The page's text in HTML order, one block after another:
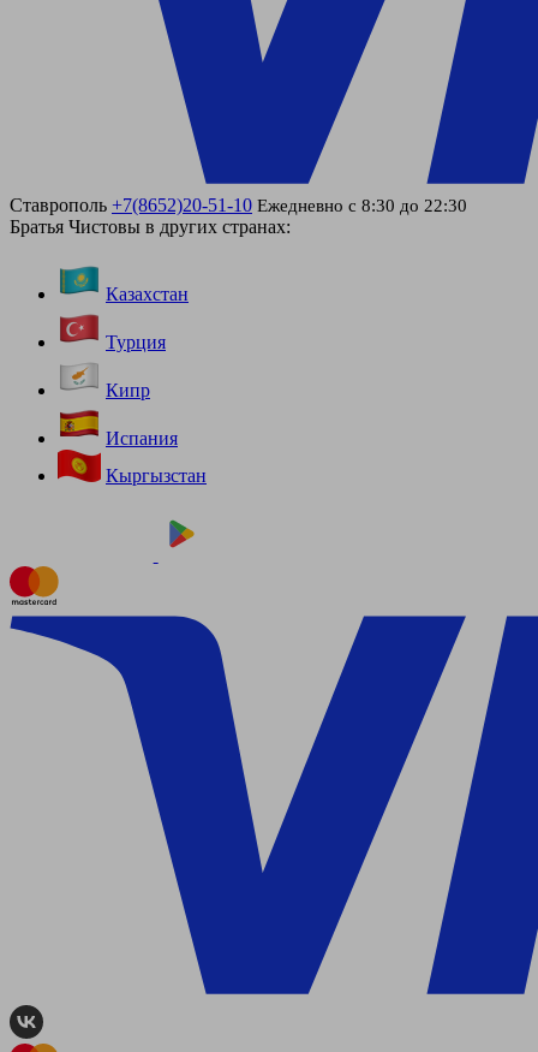
Ставрополь +7(8652)20-51-10 Ежедневно с 8:30 до 22:30
Братья Чистовы в других странах:
Казахстан
Турция
Кипр
Испания
Кыргызстан